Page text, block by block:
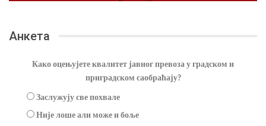
Анкета
Како оцењујете квалитет јавног превоза у градском и
приградском саобраћају?
Заслужују све похвале
Није лоше али може и боље